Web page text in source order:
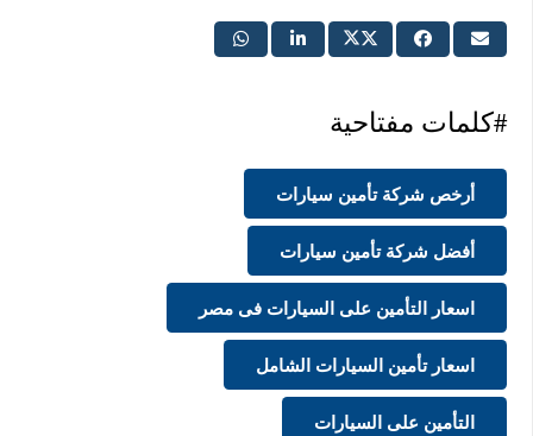
#كلمات مفتاحية
أرخص شركة تأمين سيارات
أفضل شركة تأمين سيارات
اسعار التأمين على السيارات فى مصر
اسعار تأمين السيارات الشامل
التأمين على السيارات